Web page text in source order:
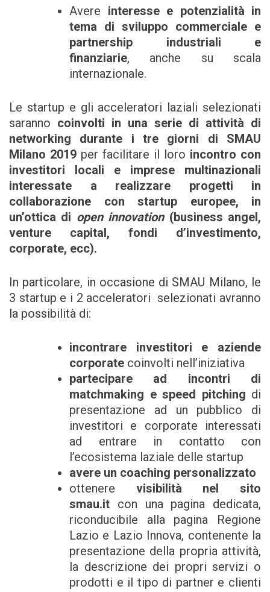
Avere interesse e potenzialità in
tema di sviluppo commerciale e
partnership industriali e
finanziarie, anche su scala
internazionale.
Le startup e gli acceleratori laziali selezionati
saranno coinvolti in una serie di attività di
networking durante i tre giorni di SMAU
Milano 2019 per facilitare il loro incontro con
investitori locali e imprese multinazionali
interessate a realizzare progetti in
collaborazione con startup europee, in
un’ottica di open innovation(business angel,
venture capital, fondi d’investimento,
corporate, ecc).
In particolare, in occasione di SMAU Milano, le
3 startup e i 2 acceleratori selezionati avranno
la possibilità di:
incontrare investitori e aziende
corporate coinvolti nell’iniziativa
partecipare ad incontri di
matchmaking e speed pitching di
presentazione ad un pubblico di
investitori e corporate interessati
ad entrare in contatto con
l’ecosistema laziale delle startup
avere un coaching personalizzato
ottenere visibilità nel sito
smau.it con una pagina dedicata,
riconducibile alla pagina Regione
Lazio e Lazio Innova, contenente la
presentazione della propria attività,
la descrizione dei propri servizi o
prodotti e il tipo di partner e clienti